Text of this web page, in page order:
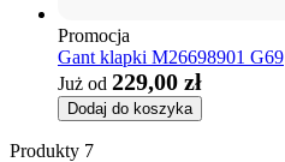
Promocja
Gant klapki M26698901 G69
Już od 229,00 zł
Dodaj do koszyka
Produkty 7